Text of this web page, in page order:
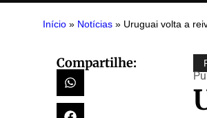
Início » Notícias » Uruguai volta a
Compartilhe: